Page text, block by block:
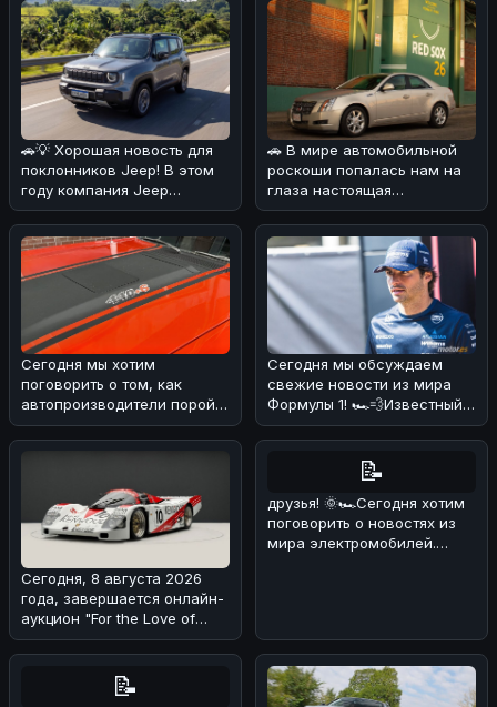
🚗💡 Хорошая новость для
поклонников Jeep! В этом
году компания Jeep
удивила своих фанатов,
решив сн
🚗 В мире автомобильной
роскоши попалась нам на
глаза настоящая
жемчужина! 💎Cadillac CTS
2008 года
Сегодня мы хотим
поговорить о том, как
автопроизводители порой
хитрят с характеристиками
своих мощны
Сегодня мы обсуждаем
свежие новости из мира
Формулы 1! 🏎️💨Известный
эксперт и бывший пилот
Формулы
Сегодня, 8 августа 2026
года, завершается онлайн-
аукцион "For the Love of
Porsche", на котором предс
📝
друзья! 🌞🏎Сегодня хотим
поговорить о новостях из
мира электромобилей.
📝